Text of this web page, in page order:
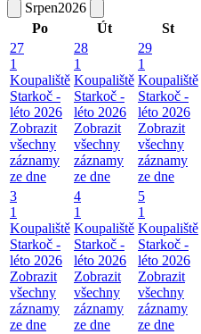
Srpen2026
Po
Út St
27
1
Koupaliště
Starkoč -
léto 2026
Zobrazit
všechny
záznamy
ze dne
28
1
Koupaliště
Starkoč -
léto 2026
Zobrazit
všechny
záznamy
ze dne
29
1
Koupaliště
Starkoč -
léto 2026
Zobrazit
všechny
záznamy
ze dne
3
1
Koupaliště
Starkoč -
léto 2026
Zobrazit
všechny
záznamy
ze dne
4
1
Koupaliště
Starkoč -
léto 2026
Zobrazit
všechny
záznamy
ze dne
5
1
Koupaliště
Starkoč -
léto 2026
Zobrazit
všechny
záznamy
ze dne